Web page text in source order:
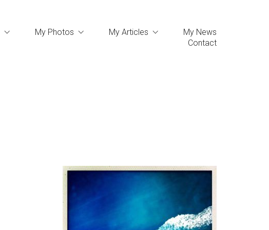
My Photos My Articles
My News
Contact